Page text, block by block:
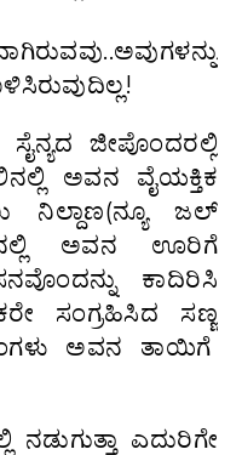
ಜೀಪೊಂದರಲ್ಲಿ
ಅವನ ವೈಯಕ್ತಿಕ
ನಿಲ್ದಾಣ(ನ್ಯೂ ಜಲ್
ಅವನ ಊರಿಗೆ
ಕಾದಿರಿಸಿ
ಸಂಗ್ರಹಿಸಿದ ಸಣ್ಣ
ಅವನ ತಾಯಿಗೆ
ಎದುರಿಗೇ